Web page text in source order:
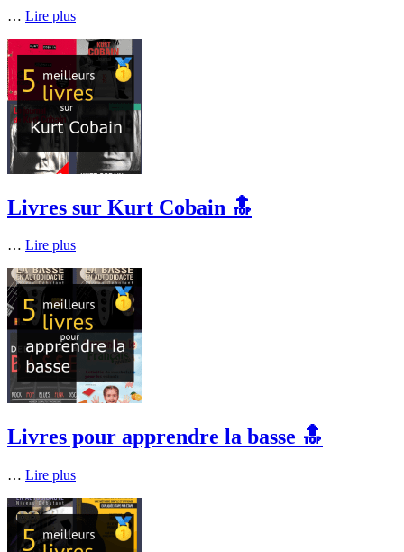
… Lire plus
Livres sur Kurt Cobain 🔝
… Lire plus
Livres pour apprendre la basse 🔝
… Lire plus